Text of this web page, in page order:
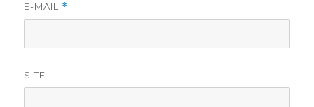
E-MAIL *
SITE